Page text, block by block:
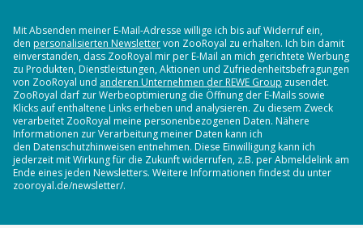
Mit Absenden meiner E-Mail-Adresse willige ich bis auf Widerruf ein,
den personalisierten Newslettervon ZooRoyal zu erhalten. Ich bin damit
einverstanden, dass ZooRoyal mir per E-Mail an mich gerichtete Werbung
zu Produkten, Dienstleistungen, Aktionen und Zufriedenheitsbefragungen
von ZooRoyal und anderen Unternehmen der REWE Group zusendet.
ZooRoyal darf zur Werbeoptimierung die Öffnung der E-Mails sowie
Klicks auf enthaltene Links erheben und analysieren. Zu diesem Zweck
verarbeitet ZooRoyal meine personenbezogenen Daten. Nähere
Informationen zur Verarbeitung meiner Daten kann ich
den Datenschutzhinweisen entnehmen. Diese Einwilligung kann ich
jederzeit mit Wirkung für die Zukunft widerrufen, z.B. per Abmeldelink am
Ende eines jeden Newsletters. Weitere Informationen findest du unter
zooroyal.de/newsletter/.